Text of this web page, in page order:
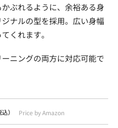
ぶれるように、余裕ある身
ナルの型を採用。広い身幅
くれます。
ニングの両方に対応可能で
込） Price by Amazon